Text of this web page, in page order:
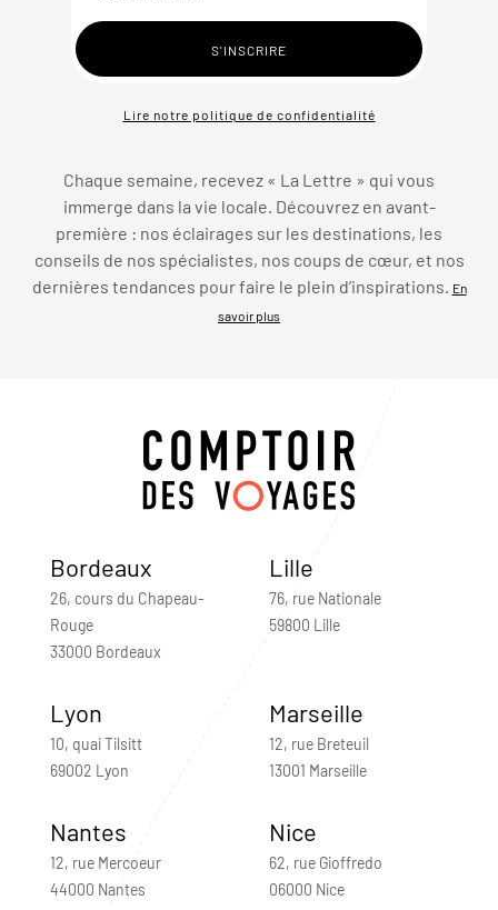
Lire notre politique de confidentialité
Chaque semaine, recevez « La Lettre » qui vous
immerge dans la vie locale. Découvrez en avant-
première : nos éclairages sur les destinations, les
conseils de nos spécialistes, nos coups de cœur, et nos
dernières tendances pour faire le plein d’inspirations.
En
savoir plus
Bordeaux
26, cours du Chapeau-
Rouge
33000 Bordeaux
Lille
76, rue Nationale
59800 Lille
Lyon
10, quai Tilsitt
69002 Lyon
Marseille
12, rue Breteuil
13001 Marseille
Nantes
12, rue Mercoeur
44000 Nantes
Nice
62, rue Gioffredo
06000 Nice